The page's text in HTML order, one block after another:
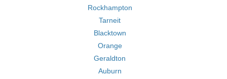
Rockhampton
Tarneit
Blacktown
Orange
Geraldton
Auburn